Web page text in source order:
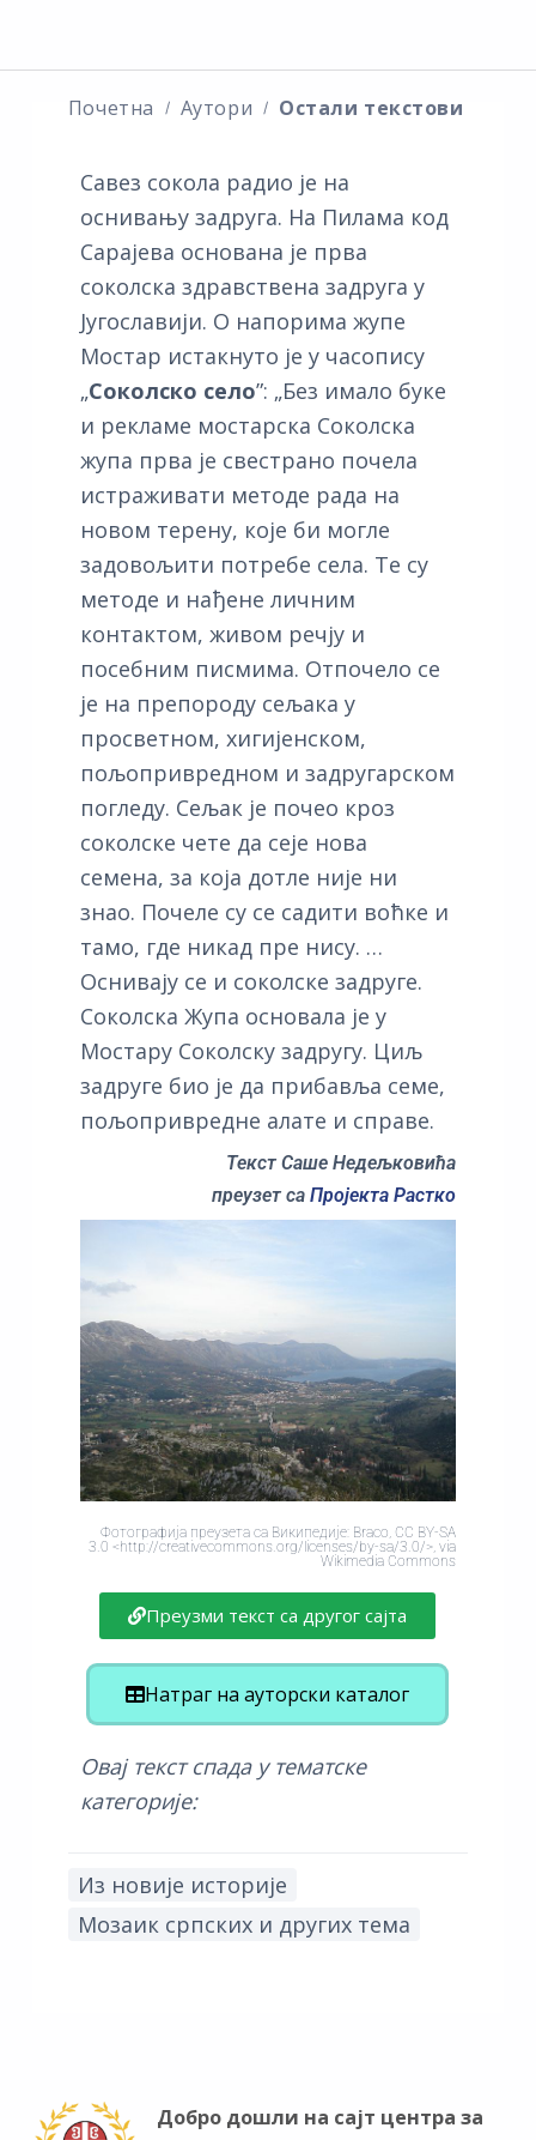
Почетна Аутори Остали текстови
Савез сокола радио је на
оснивању задруга. На Пилама код
Сарајева основана је прва
соколска здравствена задруга у
Југославији. О напорима жупе
Мостар истакнуто је у часопису
„Соколско село”: „Без имало буке
и рекламе мостарска Соколска
жупа прва је свестрано почела
истраживати методе рада на
новом терену, које би могле
задовољити потребе села. Те су
методе и нађене личним
контактом, живом речју и
посебним писмима. Отпочело се
је на препороду сељака у
просветном, хигијенском,
пољопривредном и задругарском
погледу. Сељак је почео кроз
соколске чете да сеје нова
семена, за која дотле није ни
знао. Почеле су се садити воћке и
тамо, где никад пре нису. …
Оснивају се и соколске задруге.
Соколска Жупа основала је у
Мостару Соколску задругу. Циљ
задруге био је да прибавља семе,
пољопривредне алате и справе.
Текст Саше Недељковића
преузет са Пројекта Растко
Фотографија преузета са Википедије: Braco, CC BY-SA
3.0 <http://creativecommons.org/licenses/by-sa/3.0/>, via
Wikimedia Commons
Преузми текст са другог сајта
Натраг на ауторски каталог
Овај текст спада у тематске
категорије:
Из новије историје
Мозаик српских и других тема
Добро дошли на сајт центра за